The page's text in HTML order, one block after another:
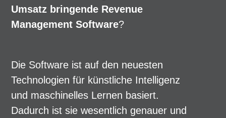
Umsatz bringende Revenue
Management Software?
Die Software ist auf den neuesten
Technologien für künstliche Intelligenz
und maschinelles Lernen basiert.
Dadurch ist sie wesentlich genauer und